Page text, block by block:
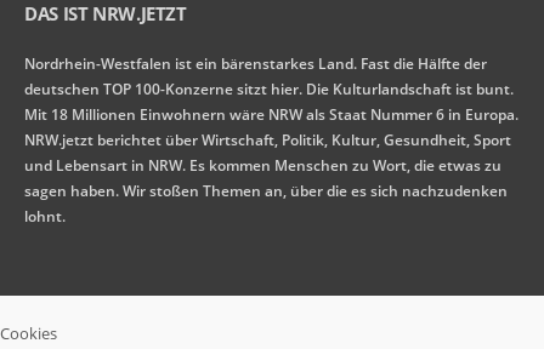
DAS IST NRW.JETZT
Nordrhein-Westfalen ist ein bärenstarkes Land. Fast die Hälfte der
deutschen TOP 100-Konzerne sitzt hier. Die Kulturlandschaft ist bunt.
Mit 18 Millionen Einwohnern wäre NRW als Staat Nummer 6 in Europa.
NRW.jetzt berichtet über Wirtschaft, Politik, Kultur, Gesundheit, Sport
und Lebensart in NRW. Es kommen Menschen zu Wort, die etwas zu
sagen haben. Wir stoßen Themen an, über die es sich nachzudenken
lohnt.
Cookies